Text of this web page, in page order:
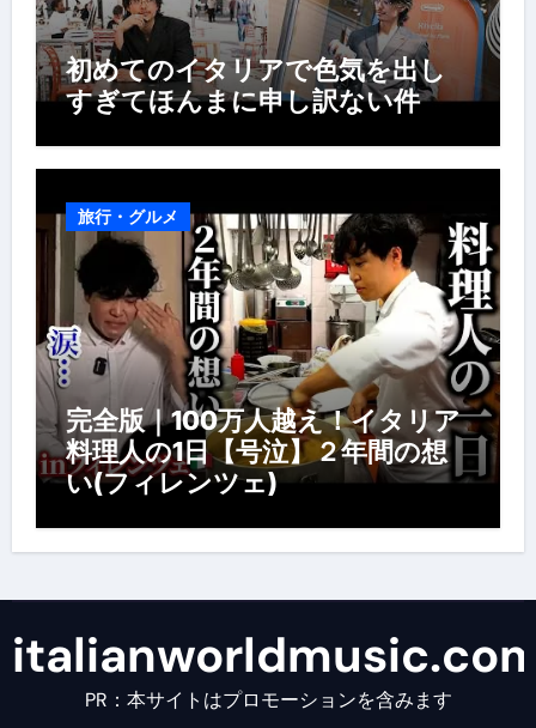
初めてのイタリアで色気を出し
すぎてほんまに申し訳ない件
旅行・グルメ
完全版｜100万人越え！イタリア
料理人の1日【号泣】２年間の想
い(フィレンツェ)
PR：本サイトはプロモーションを含みます